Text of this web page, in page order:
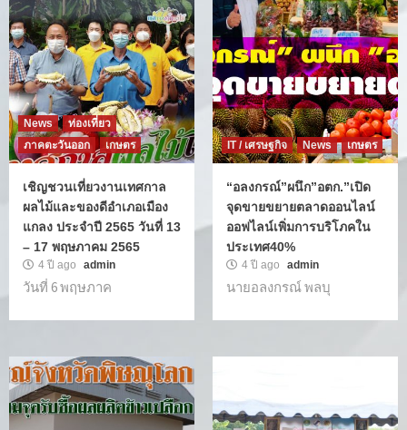
News
ท่องเที่ยว
ภาคตะวันออก
เกษตร
เชิญชวนเที่ยวงานเทศกาล
ผลไม้และของดีอำเภอเมือง
แกลง ประจำปี 2565 วันที่ 13
– 17 พฤษภาคม 2565
4 ปี ago admin
วันที่ 6 พฤษภาค
IT / เศรษฐกิจ News เกษตร
“อลงกรณ์”ผนึก”อตก.”เปิด
จุดขายขยายตลาดออนไลน์
ออฟไลน์เพิ่มการบริโภคใน
ประเทศ40%
4 ปี ago admin
นายอลงกรณ์ พลบุ